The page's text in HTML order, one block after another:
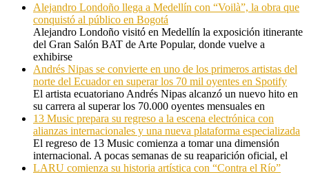
Alejandro Londoño llega a Medellín con “Voilà”, la obra que
conquistó al público en Bogotá
Alejandro Londoño visitó en Medellín la exposición itinerante
del Gran Salón BAT de Arte Popular, donde vuelve a
exhibirse
Andrés Nipas se convierte en uno de los primeros artistas del
norte del Ecuador en superar los 70 mil oyentes en Spotify
El artista ecuatoriano Andrés Nipas alcanzó un nuevo hito en
su carrera al superar los 70.000 oyentes mensuales en
13 Music prepara su regreso a la escena electrónica con
alianzas internacionales y una nueva plataforma especializada
El regreso de 13 Music comienza a tomar una dimensión
internacional. A pocas semanas de su reaparición oficial, el
LARU comienza su historia artística con “Contra el Río”